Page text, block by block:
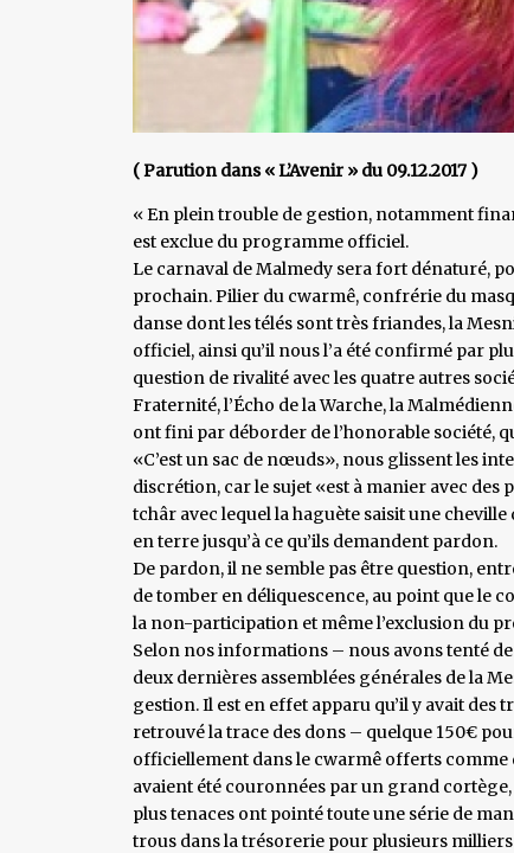
( Parution dans « L’Avenir » du 09.12.2017 )
« En plein trouble de gestion, notamment
est exclue du programme officiel.
Le carnaval de Malmedy sera fort dénaturé,
prochain. Pilier du cwarmê, confrérie du
danse dont les télés sont très friandes, la
officiel, ainsi qu’il nous l’a été confirmé par
question de rivalité avec les quatre autres
Fraternité, l’Écho de la Warche, la
ont fini par déborder de l’honorable société,
«C’est un sac de nœuds», nous glissent les
discrétion, car le sujet «est à manier avec
tchâr avec lequel la haguète saisit une
en terre jusqu’à ce qu’ils demandent pardon.
De pardon, il ne semble pas être question,
de tomber en déliquescence, au point que le
la non-participation et même l’exclusion du
Selon nos informations – nous avons tenté
deux dernières assemblées générales de la
gestion. Il est en effet apparu qu’il y avait des
retrouvé la trace des dons – quelque 150€
officiellement dans le cwarmê offerts
avaient été couronnées par un grand
plus tenaces ont pointé toute une série de
trous dans la trésorerie pour plusieurs milliers